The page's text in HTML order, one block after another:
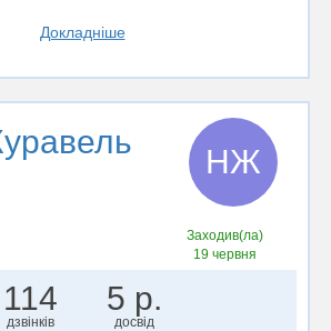
Докладніше
НЖ
Заходив(ла)
19 червня
114
дзвінків
5 р.
досвід